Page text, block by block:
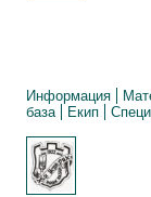
Информация
база
Екип